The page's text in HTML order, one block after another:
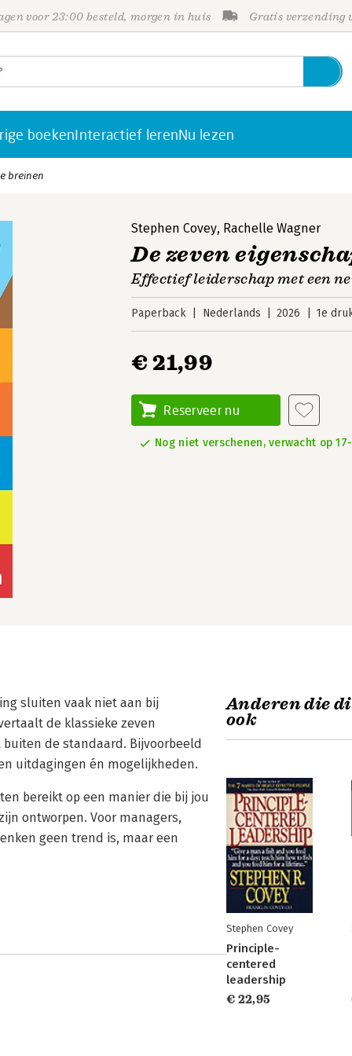
voor 23:00 besteld, morgen in huis Gratis verzending
boekenInteractief lerenNu lezen
breinen
Stephen Covey, Rachelle Wagner
De zeven
Effectief leiderschap met een
Paperback Nederlands 2026 1e
€ 21,99
Reserveer nu
Nog niet verschenen, verwacht op
sluiten vaak niet aan bij
de klassieke zeven
de standaard. Bijvoorbeeld
uitdagingen én mogelijkheden.
bereikt op een manier die bij jou
ontworpen. Voor managers,
geen trend is, maar een
Anderen die
ook
Stephen Covey
Principle-
centered
leadership
€ 22,95